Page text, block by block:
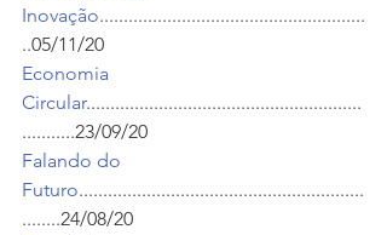
Inovação.......................................................
..05/11/20
Economia
Circular.........................................................
...........23/09/20
Falando do
Futuro...........................................................
........24/08/20